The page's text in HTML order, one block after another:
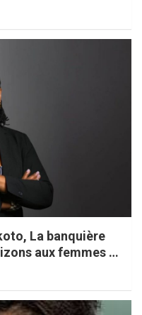
La banquière
aux femmes et